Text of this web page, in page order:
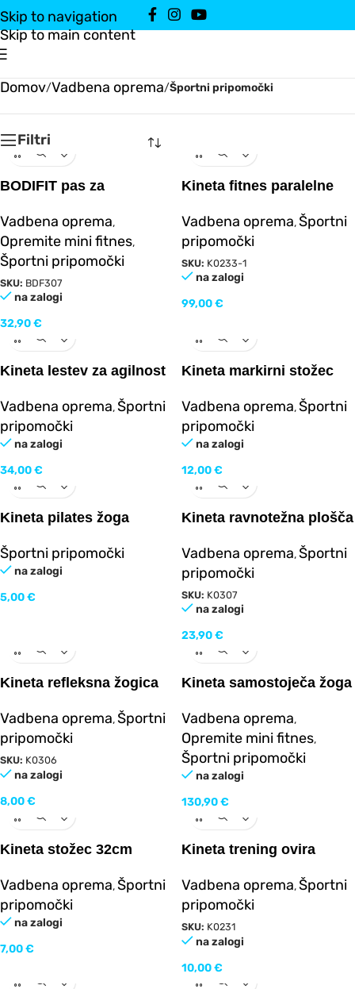
Skip to navigation
Skip to main content
Domov/Vadbena oprema/Športni pripomočki
Filtri
BODIFIT pas za
Vadbena oprema,
Opremite mini fitnes,
Športni pripomočki
SKU: BDF307
na zalogi
32,90€
Kineta fitnes paralelne
Vadbena oprema,Športni
pripomočki
SKU: K0233-1
na zalogi
99,00€
Kineta lestev za agilnost
Vadbena oprema,Športni
pripomočki
na zalogi
34,00€
Kineta markirni stožec
Vadbena oprema,Športni
pripomočki
na zalogi
12,00€
Kineta pilates žoga
Športni pripomočki
na zalogi
5,00€
Kineta ravnotežna plošča
Vadbena oprema,Športni
pripomočki
SKU: K0307
na zalogi
23,90€
Kineta refleksna žogica
Vadbena oprema,Športni
pripomočki
SKU: K0306
na zalogi
8,00€
Kineta samostoječa žoga
Vadbena oprema,
Opremite mini fitnes,
Športni pripomočki
na zalogi
130,90€
Kineta stožec 32cm
Vadbena oprema,Športni
pripomočki
na zalogi
7,00€
Kineta trening ovira
Vadbena oprema,Športni
pripomočki
SKU: K0231
na zalogi
10,00€